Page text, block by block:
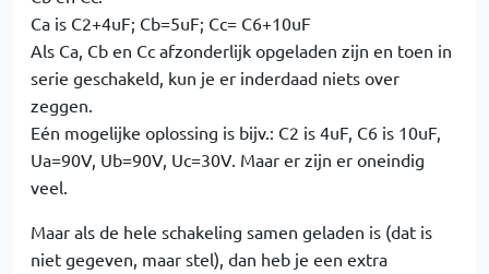
Ca is C2+4uF; Cb=5uF; Cc= C6+10uF
Als Ca, Cb en Cc afzonderlijk opgeladen zijn en toen in
serie geschakeld, kun je er inderdaad niets over
zeggen.
Eén mogelijke oplossing is bijv.: C2 is 4uF, C6 is 10uF,
Ua=90V, Ub=90V, Uc=30V. Maar er zijn er oneindig
veel.
Maar als de hele schakeling samen geladen is (dat is
niet gegeven, maar stel), dan heb je een extra